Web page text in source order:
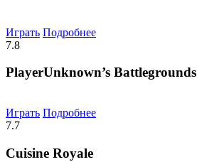
Играть Подробнее
7.8
PlayerUnknown’s Battlegrounds
Играть Подробнее
7.7
Cuisine Royale